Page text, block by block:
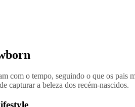
com o tempo, seguindo o que os pais
capturar a beleza dos recém-nascidos.